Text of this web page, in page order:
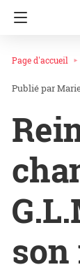
Page d'accueil
son